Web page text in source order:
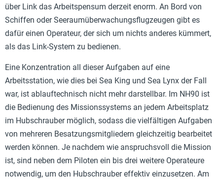
über Link das Arbeitspensum derzeit enorm. An Bord von
Schiffen oder Seeraumüberwachungsflugzeugen gibt es
dafür einen Operateur, der sich um nichts anderes kümmert,
als das Link-System zu bedienen.
Eine Konzentration all dieser Aufgaben auf eine
Arbeitsstation, wie dies bei Sea King und Sea Lynx der Fall
war, ist ablauftechnisch nicht mehr darstellbar. Im NH90 ist
die Bedienung des Missionssystems an jedem Arbeitsplatz
im Hubschrauber möglich, sodass die vielfältigen Aufgaben
von mehreren Besatzungsmitgliedern gleichzeitig bearbeitet
werden können. Je nachdem wie anspruchsvoll die Mission
ist, sind neben dem Piloten ein bis drei weitere Operateure
notwendig, um den Hubschrauber effektiv einzusetzen. Am